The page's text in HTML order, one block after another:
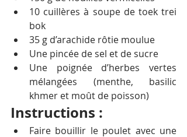
10 cuillères à soupe de toek trei
bok
35 g d’arachide rôtie moulue
Une pincée de sel et de sucre
Une poignée d’herbes vertes
mélangées (menthe, basilic
khmer et moût de poisson)
Instructions :
Faire bouillir le poulet avec une